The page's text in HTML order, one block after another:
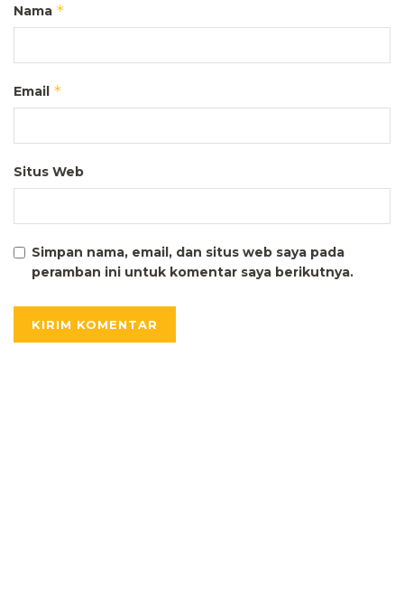
Nama *
Email *
Situs Web
Simpan nama, email, dan situs web saya pada
peramban ini untuk komentar saya berikutnya.